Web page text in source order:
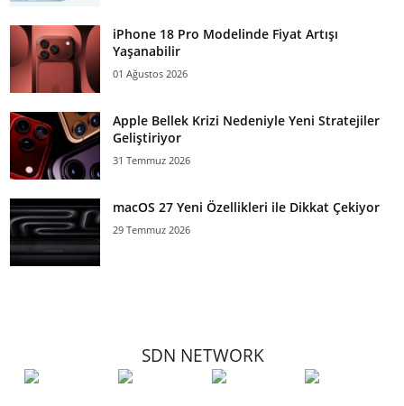
iPhone 18 Pro Modelinde Fiyat Artışı
Yaşanabilir
01 Ağustos 2026
Apple Bellek Krizi Nedeniyle Yeni Stratejiler
Geliştiriyor
31 Temmuz 2026
macOS 27 Yeni Özellikleri ile Dikkat Çekiyor
29 Temmuz 2026
SDN NETWORK